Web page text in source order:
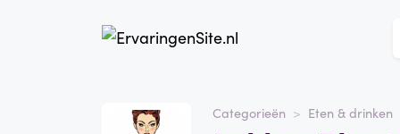
Categorieën Eten & drinken
Lekker Plantaardig